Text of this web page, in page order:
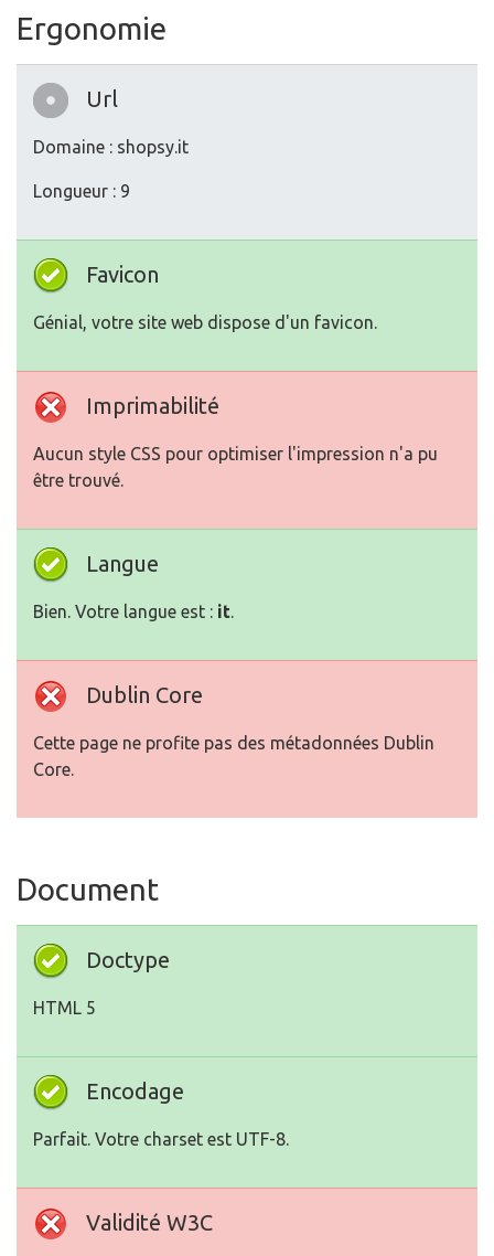
Ergonomie
Url
Domaine : shopsy.it
Longueur : 9
Favicon
Génial, votre site web dispose d'un favicon.
Imprimabilité
Aucun style CSS pour optimiser l'impression n'a pu
être trouvé.
Langue
Bien. Votre langue est : it.
Dublin Core
Cette page ne profite pas des métadonnées Dublin
Core.
Document
Doctype
HTML 5
Encodage
Parfait. Votre charset est UTF-8.
Validité W3C